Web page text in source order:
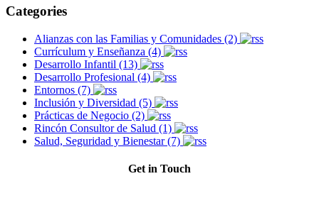
Categories
Alianzas con las Familias y Comunidades (2)
Currículum y Enseñanza (4)
Desarrollo Infantil (13)
Desarrollo Profesional (4)
Entornos (7)
Inclusión y Diversidad (5)
Prácticas de Negocio (2)
Rincón Consultor de Salud (1)
Salud, Seguridad y Bienestar (7)
Get in Touch